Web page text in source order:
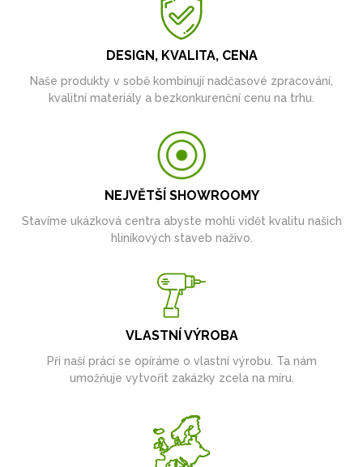
DESIGN, KVALITA, CENA
Naše produkty v sobě kombinují nadčasové zpracování,
kvalitní materiály a bezkonkurenční cenu na trhu.
NEJVĚTŠÍ SHOWROOMY
Stavíme ukázková centra abyste mohli vidět kvalitu našich
hliníkových staveb naživo.
VLASTNÍ VÝROBA
Při naší práci se opíráme o vlastní výrobu. Ta nám
umožňuje vytvořit zakázky zcela na míru.